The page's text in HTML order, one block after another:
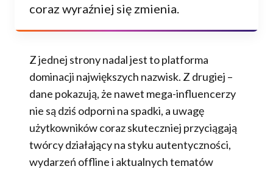
coraz wyraźniej się zmienia.
Z jednej strony nadal jest to platforma
dominacji największych nazwisk. Z drugiej –
dane pokazują, że nawet mega-influencerzy
nie są dziś odporni na spadki, a uwagę
użytkowników coraz skuteczniej przyciągają
twórcy działający na styku autentyczności,
wydarzeń offline i aktualnych tematów